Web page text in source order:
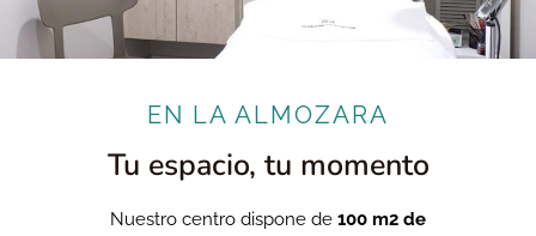
EN LA ALMOZARA
Tu espacio, tu momento
Nuestro centro dispone de 100 m2 de